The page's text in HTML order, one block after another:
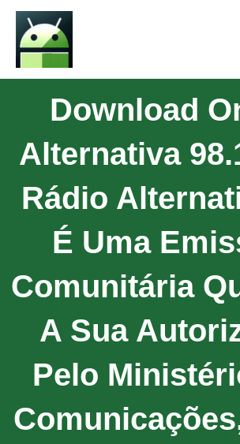
Download
Alternativa
Rádio
É Uma
Comunitária
A Sua
Pelo